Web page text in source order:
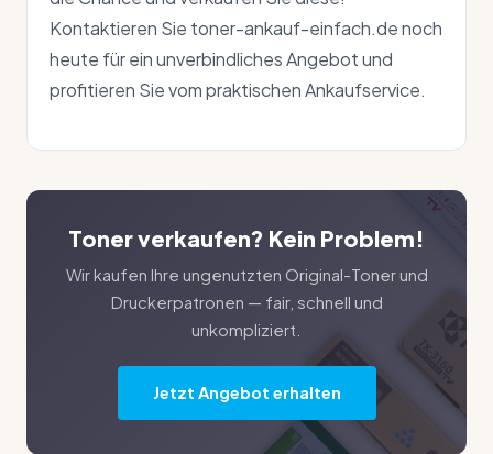
Kontaktieren Sie toner-ankauf-einfach.de noch
heute für ein unverbindliches Angebot und
profitieren Sie vom praktischen Ankaufservice.
Toner verkaufen? Kein Problem!
Wir kaufen Ihre ungenutzten Original-Toner und
Druckerpatronen — fair, schnell und
unkompliziert.
Jetzt Angebot erhalten